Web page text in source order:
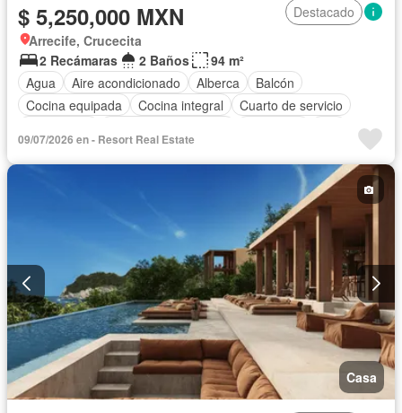
$ 5,250,000 MXN
Destacado
Arrecife, Crucecita
2 Recámaras
2 Baños
94 m²
Agua
Aire acondicionado Alberca
Balcón
Cocina equipada
Cocina integral
Cuarto de servicio
Completamente amueblado
09/07/2026 en - Resort Real Estate
Casa